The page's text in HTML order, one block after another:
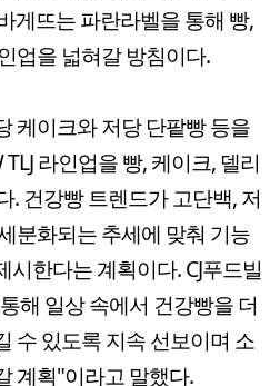
게뜨는 파란라벨을 통해 빵,
업을 넓혀갈 방침이다.
케이크와 저당 단팥빵 등을
라인업을 빵, 케이크, 델리
. 건강빵 트렌드가 고단백, 저
분화되는 추세에 맞춰 기능
한다는 계획이다. CJ푸드빌
해 일상 속에서 건강빵을 더
수 있도록 지속 선보이며 소
계획"이라고 말했다.